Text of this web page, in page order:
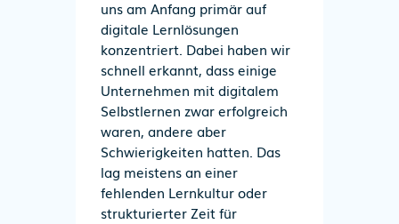
uns am Anfang primär auf
digitale Lernlösungen
konzentriert. Dabei haben wir
schnell erkannt, dass einige
Unternehmen mit digitalem
Selbstlernen zwar erfolgreich
waren, andere aber
Schwierigkeiten hatten. Das
lag meistens an einer
fehlenden Lernkultur oder
strukturierter Zeit für